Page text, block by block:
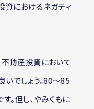
資におけるネガティ
動産投資において
でしょう。80～85
。但し、やみくもに